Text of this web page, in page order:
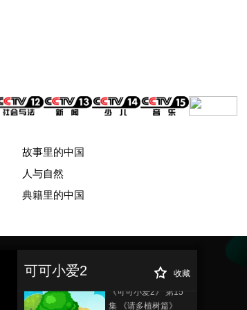
故事里的中国
人与自然
典籍里的中国
可可小爱2 收藏
00:00:35
《可可小爱2》 第14
《可可小爱2》 第15
集 《请多植树篇》